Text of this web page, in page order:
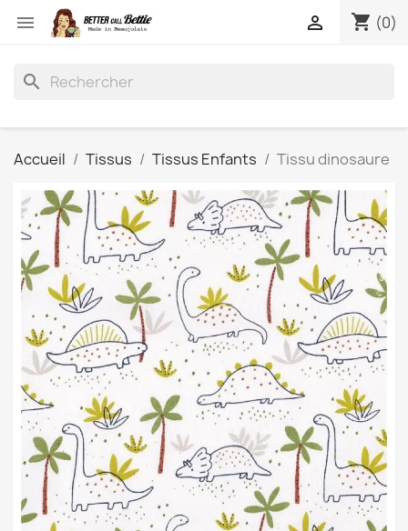
 shopping_cart (0)

search
Accueil Tissus Tissus Enfants Tissu dinosaure